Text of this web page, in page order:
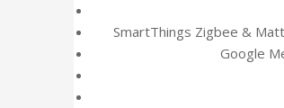
SmartThings Zigbee &
Google